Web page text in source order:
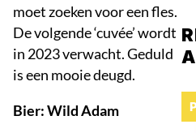
moet zoeken voor een fles.
De volgende ‘cuvée’ wordt
in 2023 verwacht. Geduld
is een mooie deugd.
Bier: Wild Adam